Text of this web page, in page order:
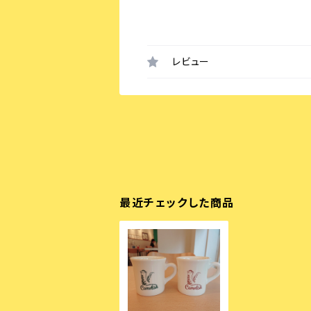
レビュー
最近チェックした商品